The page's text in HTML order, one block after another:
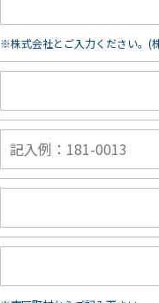
※株式会社とご入力ください。(